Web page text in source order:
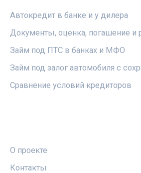
Автокредит в банке и у дилера
Документы, оценка, погашение и
Займ под ПТС в банках и МФО
Займ под залог автомобиля с
Сравнение условий кредиторов
О проекте
Контакты